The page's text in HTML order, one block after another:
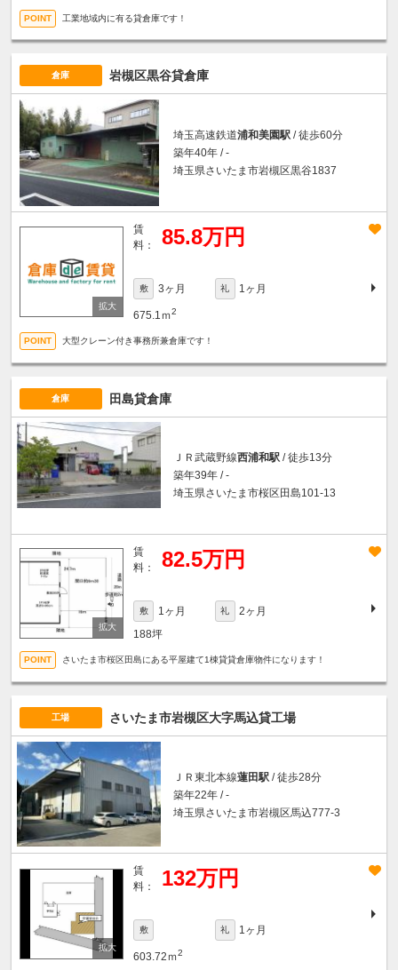
工業地域内に有る貸倉庫です！
倉庫 岩槻区黒谷貸倉庫
埼玉高速鉄道浦和美園駅 / 徒歩60分
築年40年 / -
埼玉県さいたま市岩槻区黒谷1837
賃
料：
85.8万円
敷 3ヶ月 礼 1ヶ月
675.1ｍ2
大型クレーン付き事務所兼倉庫です！
倉庫 田島貸倉庫
ＪＲ武蔵野線西浦和駅 / 徒歩13分
築年39年 / -
埼玉県さいたま市桜区田島101-13
賃
料：
82.5万円
敷 1ヶ月 礼
2ヶ月
188坪
さいたま市桜区田島にある平屋建て1棟貸貸倉庫物件になります！
工場 さいたま市岩槻区大字馬込貸工場
ＪＲ東北本線蓮田駅 / 徒歩28分
築年22年 / -
埼玉県さいたま市岩槻区馬込777-3
賃
料：
132万円
敷 礼 1ヶ月
603.72ｍ2